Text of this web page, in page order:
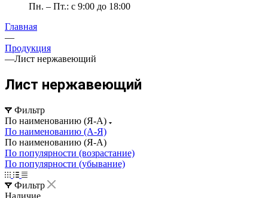
Пн. – Пт.: с 9:00 до 18:00
Главная
—
Продукция
—Лист нержавеющий
Лист нержавеющий
Фильтр
По наименованию (Я-А)
По наименованию (А-Я)
По наименованию (Я-А)
По популярности (возрастание)
По популярности (убывание)
Фильтр
Наличие